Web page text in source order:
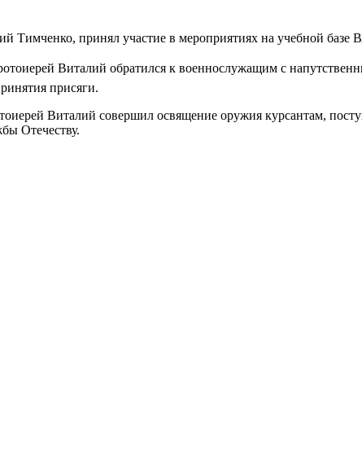
Тимченко, принял участие в мероприятиях на учебной
Виталий обратился к военнослужащим с
присяги.
Виталий совершил освящение оружия курсантам,
Отечеству.